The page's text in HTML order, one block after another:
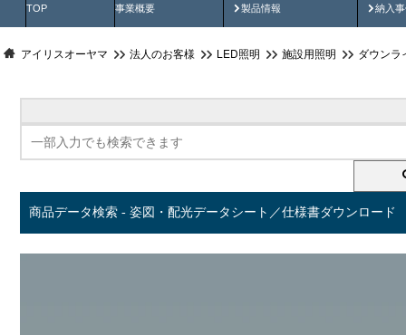
TOP 事業概要 製品情報
製品動画 納入
納
アイリスオーヤマ 法人のお客様 LED照明 施設用照明 ダウンラ
商品データ検索 - 姿図・配光データシート／仕様書ダウンロード